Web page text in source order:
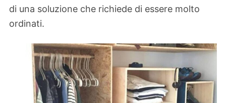
di una soluzione che richiede di essere molto
ordinati.